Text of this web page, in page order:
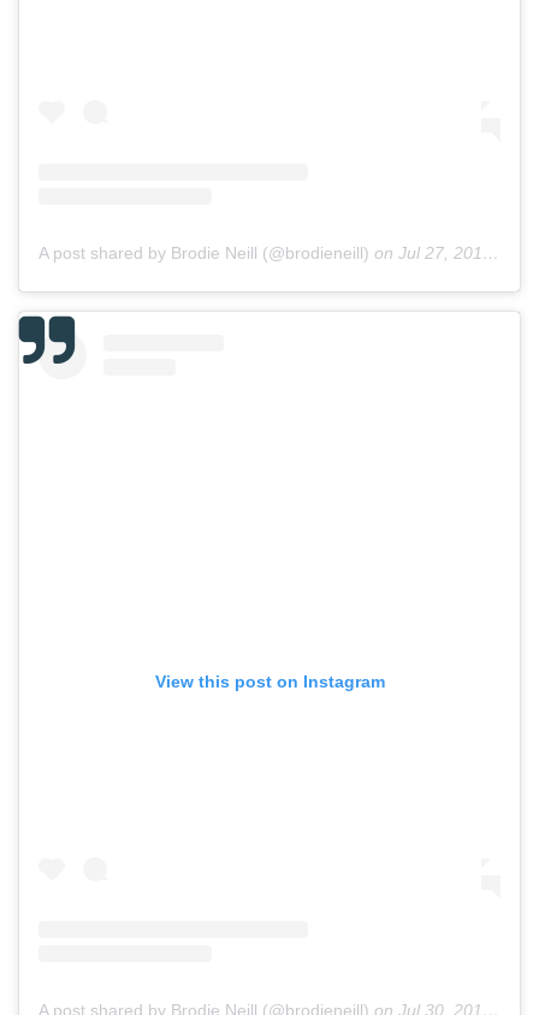
A post shared by Brodie Neill (@brodieneill) on Jul 27, 2017 at 11:52pm PDT
View this post on Instagram
A post shared by Brodie Neill (@brodieneill) on Jul 30, 2017 at 11:55pm PDT